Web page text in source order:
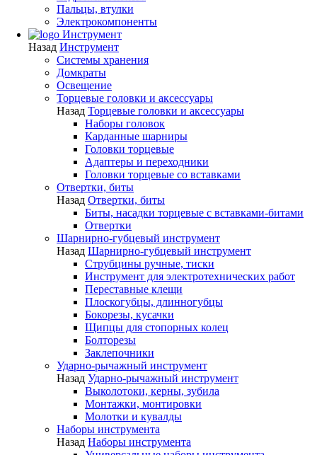
Пальцы, втулки
Электрокомпоненты
Инструмент
Назад Инструмент
Системы хранения
Домкраты
Освещение
Торцевые головки и аксессуары
Назад Торцевые головки и аксессуары
Наборы головок
Карданные шарниры
Головки торцевые
Адаптеры и переходники
Головки торцевые со вставками
Отвертки, биты
Назад Отвертки, биты
Биты, насадки торцевые с вставками-битами
Отвертки
Шарнирно-губцевый инструмент
Назад Шарнирно-губцевый инструмент
Струбцины ручные, тиски
Инструмент для электротехнических работ
Переставные клещи
Плоскогубцы, длинногубцы
Бокорезы, кусачки
Щипцы для стопорных колец
Болторезы
Заклепочники
Ударно-рычажный инструмент
Назад Ударно-рычажный инструмент
Выколотоки, керны, зубила
Монтажки, монтировки
Молотки и кувалды
Наборы инструмента
Назад Наборы инструмента